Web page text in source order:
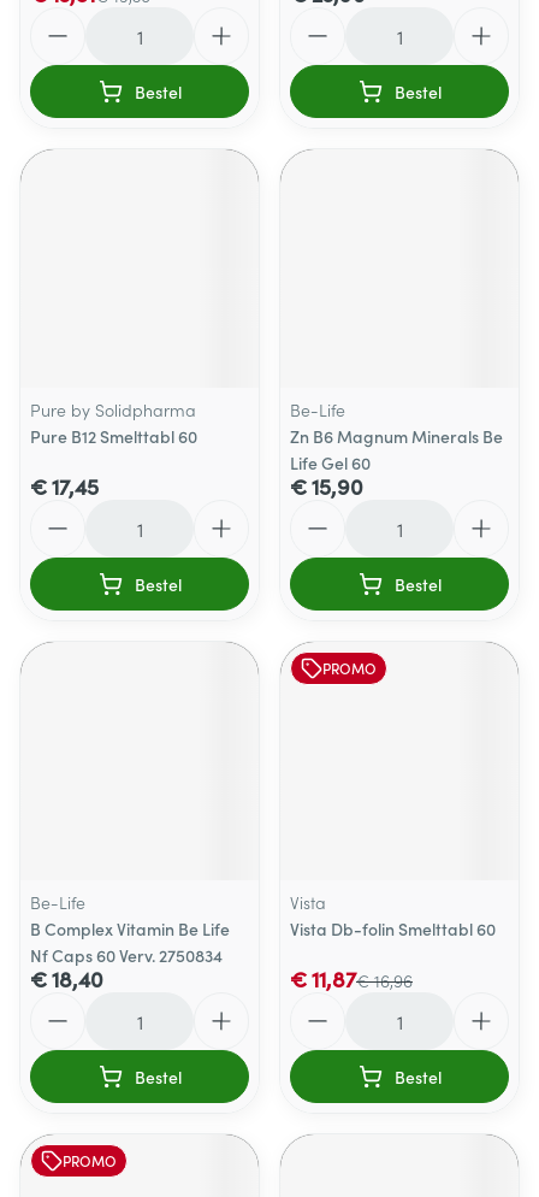
Bestel Bestel
Pure by Solidpharma
Pure B12 Smelttabl 60
€ 17,45
Bestel
Be-Life
Zn B6 Magnum Minerals Be
Life Gel 60
€ 15,90
Bestel
Be-Life
B Complex Vitamin Be Life
Nf Caps 60 Verv. 2750834
€ 18,40
Bestel
PROMO
Vista
Vista Db-folin Smelttabl 60
€ 16,96
€ 11,87
Bestel
PROMO